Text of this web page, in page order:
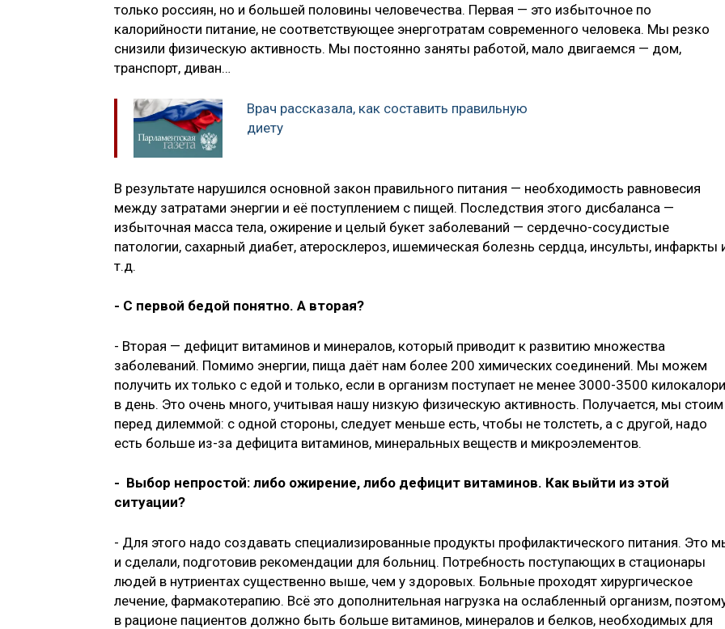
только россиян, но и большей половины человечества. Первая — это избыточное по
калорийности питание, не соответствующее энерготратам современного человека. Мы резко
снизили физическую активность. Мы постоянно заняты работой, мало двигаемся — дом,
транспорт, диван…
Врач рассказала, как составить правильную
диету
В результате нарушился основной закон правильного питания — необходимость равновесия
между затратами энергии и её поступлением с пищей. Последствия этого дисбаланса —
избыточная масса тела, ожирение и целый букет заболеваний — сердечно-сосудистые
патологии, сахарный диабет, атеросклероз, ишемическая болезнь сердца, инсульты, инфаркты
т.д.
- С первой бедой понятно. А вторая?
- Вторая — дефицит витаминов и минералов, который приводит к развитию множества
заболеваний. Помимо энергии, пища даёт нам более 200 химических соединений. Мы можем
получить их только с едой и только, если в организм поступает не менее 3000-3500
в день. Это очень много, учитывая нашу низкую физическую активность. Получается, мы стоим
перед дилеммой: с одной стороны, следует меньше есть, чтобы не толстеть, а с другой, надо
есть больше из-за дефицита витаминов, минеральных веществ и микроэлементов.
- Выбор непростой: либо ожирение, либо дефицит витаминов. Как выйти из этой
ситуации?
- Для этого надо создавать специализированные продукты профилактического питания. Это
и сделали, подготовив рекомендации для больниц. Потребность поступающих в стационары
людей в нутриентах существенно выше, чем у здоровых. Больные проходят хирургическое
лечение, фармакотерапию. Всё это дополнительная нагрузка на ослабленный организм,
в рационе пациентов должно быть больше витаминов, минералов и белков, необходимых для